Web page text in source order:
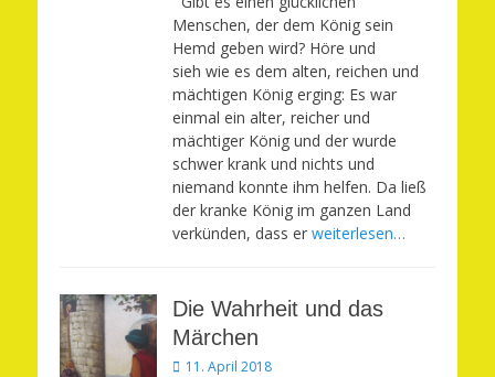
Menschen, der dem König sein
Hemd geben wird? Höre und
sieh wie es dem alten, reichen und
mächtigen König erging: Es war
einmal ein alter, reicher und
mächtiger König und der wurde
schwer krank und nichts und
niemand konnte ihm helfen. Da ließ
der kranke König im ganzen Land
verkünden, dass er weiterlesen…
Die Wahrheit und das
Märchen
Veröffentlicht
11. April 2018